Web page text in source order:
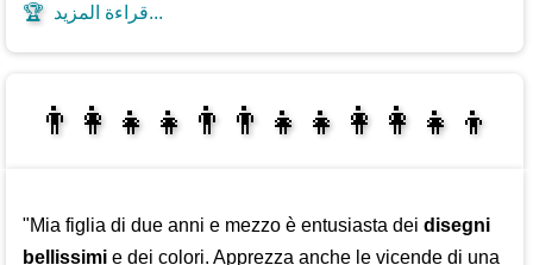
🏆 قراءة المزيد...
👩‍👩‍👧‍👦👨‍👨‍👧‍👧👨‍👩‍👧‍👧
👩‍👧‍👦👨‍👩‍👧‍👧
"Mia figlia di due anni e mezzo è entusiasta dei disegni
bellissimie dei colori. Apprezza anche le vicende di una